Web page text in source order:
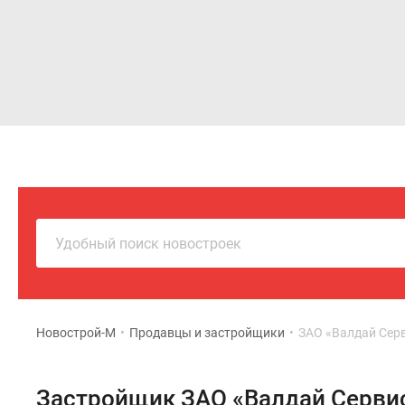
Удобный поиск новостроек
Новострой-М • Продавцы и застройщики • ЗАО «Валдай
Застройщик ЗАО «Валдай